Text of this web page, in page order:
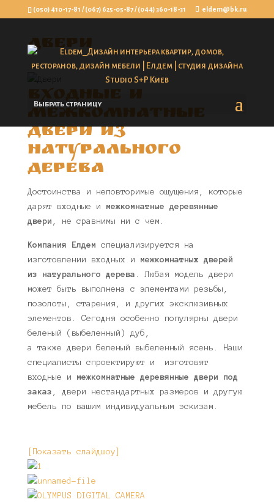
(050) 410-17-81 /(067) 625-05-87/(044) 360-18-31 eldem@bk.ru
Выбрать страницу
Двери
Входные и
межкомнатные
двери из
натурального
дерева
Достоинства и неповторимые ощущения, которые
дарят входные и межкомнатные деревянные
двери , не сравнимы ни с чем.
Компания Елдем специализируется на
изготовлении входных и межкомнатных дверей
из натурального дерева . Любая модель двери
может быть выполнена с элементами резьбы,
позолоты, старения, и других эксклюзивных
элементов. Сегодня особенно популярны двери
беленый (выбеленный) дуб,
а также двери беленый выбеленный ясень. Наши
специалисты спроектируют и изготовят
входные и межкомнатные деревянные двери под
заказ , двери нестандартных размеров и другую
мебель по вашим индивидуальным эскизам.
[Показать слайдшоу]